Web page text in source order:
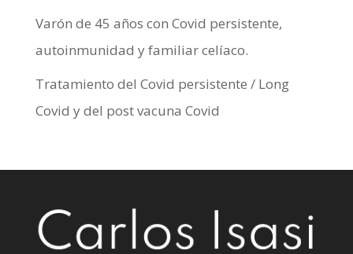
Varón de 45 años con Covid persistente,
autoinmunidad y familiar celíaco.
Tratamiento del Covid persistente / Long
Covid y del post vacuna Covid